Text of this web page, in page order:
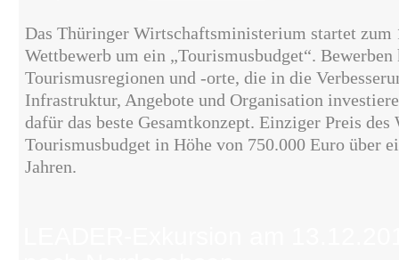
Das Thüringer Wirtschaftsministerium startet zum
Wettbewerb um ein „Tourismusbudget“. Bewerben
Tourismusregionen und -orte, die in die
Infrastruktur, Angebote und Organisation
dafür das beste Gesamtkonzept. Einziger Preis des
Tourismusbudget in Höhe von 750.000 Euro über
Jahren.